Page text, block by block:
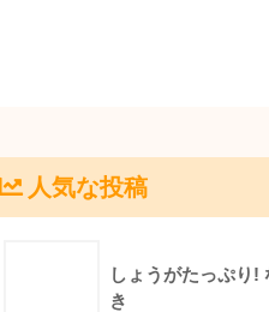
人気な投稿
しょうがたっぷり!
き